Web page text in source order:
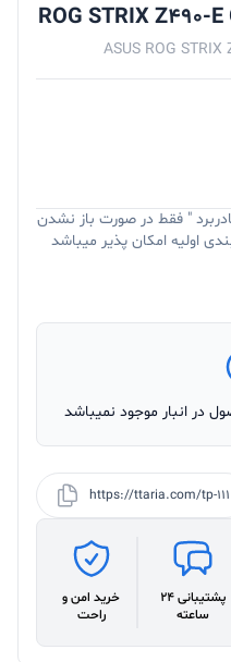
ASUS ROG STRIX
" فقط در صورت باز نشدن
اولیه امکان پذیر میباشد
در انبار موجود نمیباشد
https://ttaria.com/tp-111
پشتیبانی 24
ساعته
خرید امن و
راحت